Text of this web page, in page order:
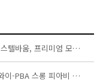
[홍보영상] 에스와이 스텔바움, 프리미엄 모듈러 전원주택의 시작
[SY소식] 2022 에스와이-PBA 스롱 피아비 선수 후원협약식